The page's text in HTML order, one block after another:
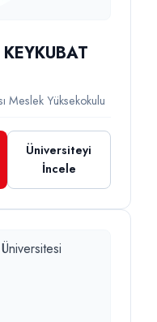
Meslek Yüksekokulu
Üniversiteyi
İncele